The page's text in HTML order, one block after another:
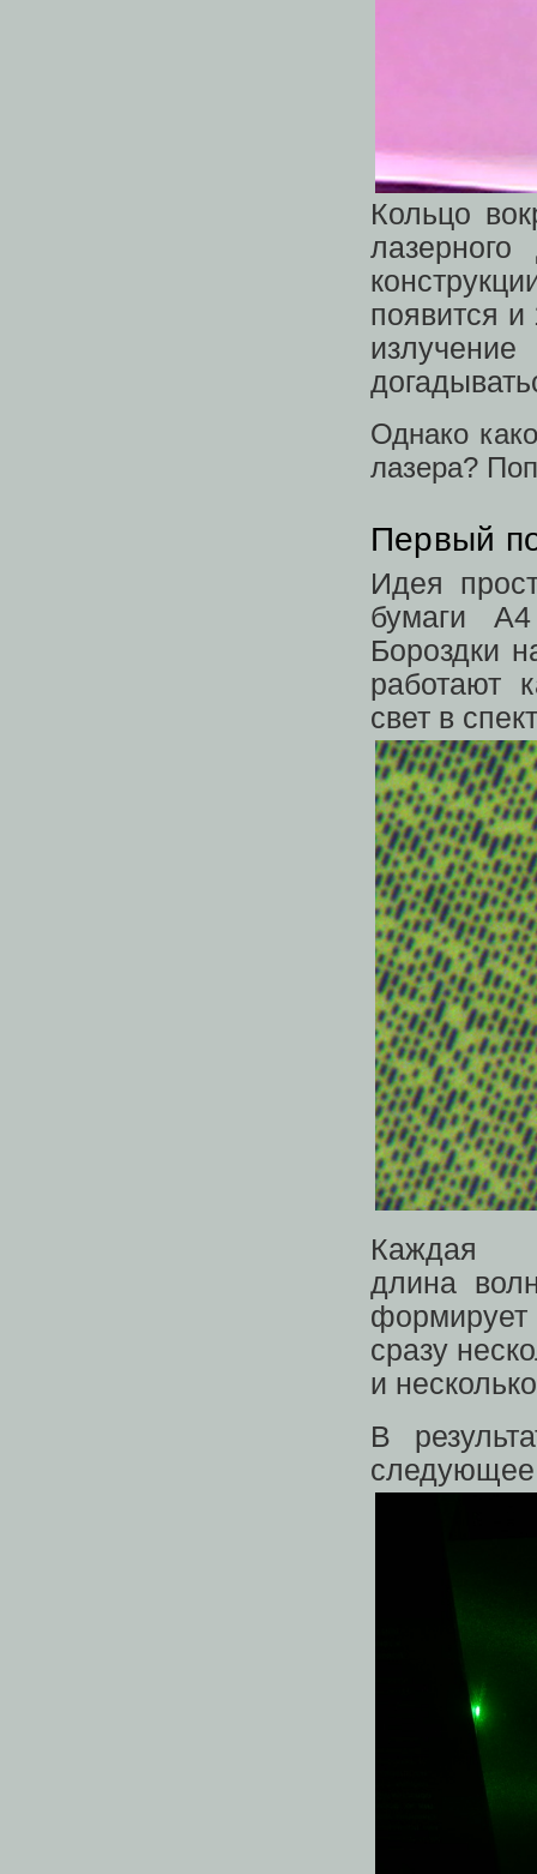
Кольцо
появится
Однако
лазера?
Первый
Идея
бумаги
Бороздки
работают
свет в
Каждая
длина
формирует
сразу
и
В